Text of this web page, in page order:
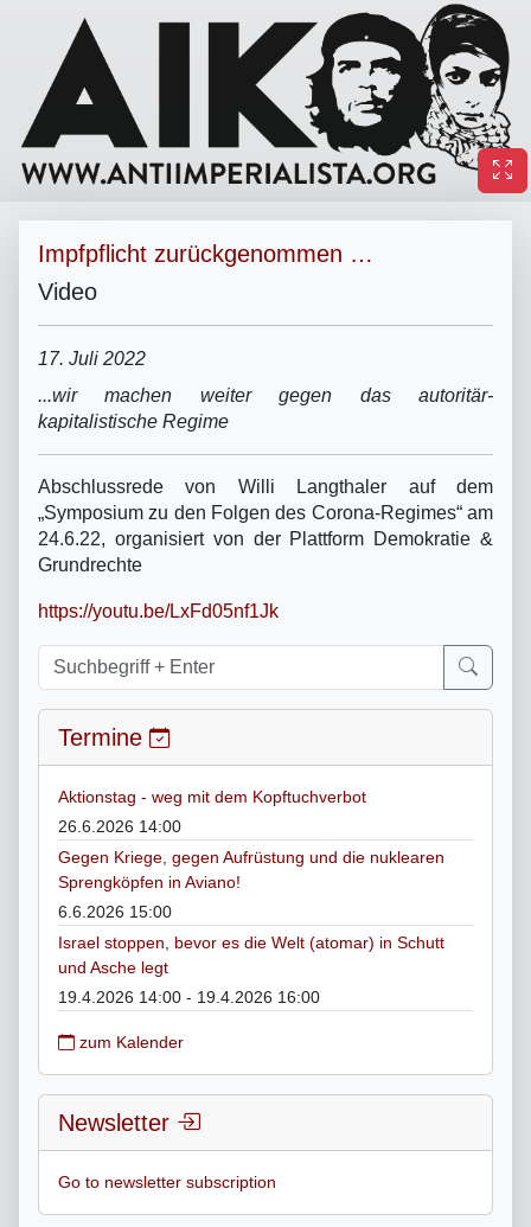
Impfpflicht zurückgenommen …
Video
17. Juli 2022
...wir machen weiter gegen das autoritär-
kapitalistische Regime
Abschlussrede von Willi Langthaler auf dem
„Symposium zu den Folgen des Corona-Regimes“ am
24.6.22, organisiert von der Plattform Demokratie &
Grundrechte
https://youtu.be/LxFd05nf1Jk
Termine
Aktionstag - weg mit dem Kopftuchverbot
26.6.2026 14:00
Gegen Kriege, gegen Aufrüstung und die nuklearen
Sprengköpfen in Aviano!
6.6.2026 15:00
Israel stoppen, bevor es die Welt (atomar) in Schutt
und Asche legt
19.4.2026 14:00 - 19.4.2026 16:00
zum Kalender
Newsletter
Go to newsletter subscription